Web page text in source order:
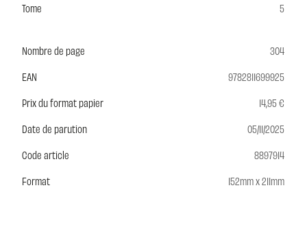
Tome
5
Nombre de page
304
EAN
9782811699925
Prix du format papier
14,95 €
Date de parution
05/11/2025
Code article
8897914
Format
152mm x 211mm